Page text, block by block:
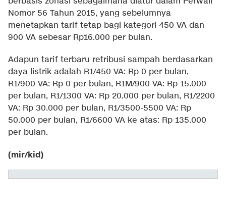
Nomor 56 Tahun 2015, yang sebelumnya
menetapkan tarif tetap bagi kategori 450 VA dan
900 VA sebesar Rp16.000 per bulan.
Adapun tarif terbaru retribusi sampah berdasarkan
daya listrik adalah R1/450 VA: Rp 0 per bulan,
R1/900 VA: Rp 0 per bulan, R1M/900 VA: Rp 15.000
per bulan, R1/1300 VA: Rp 20.000 per bulan, R1/2200
VA: Rp 30.000 per bulan, R1/3500-5500 VA: Rp
50.000 per bulan, R1/6600 VA ke atas: Rp 135.000
per bulan.
(mir/kid)